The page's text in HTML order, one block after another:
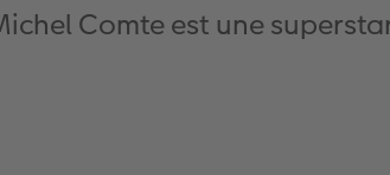
Comte est une